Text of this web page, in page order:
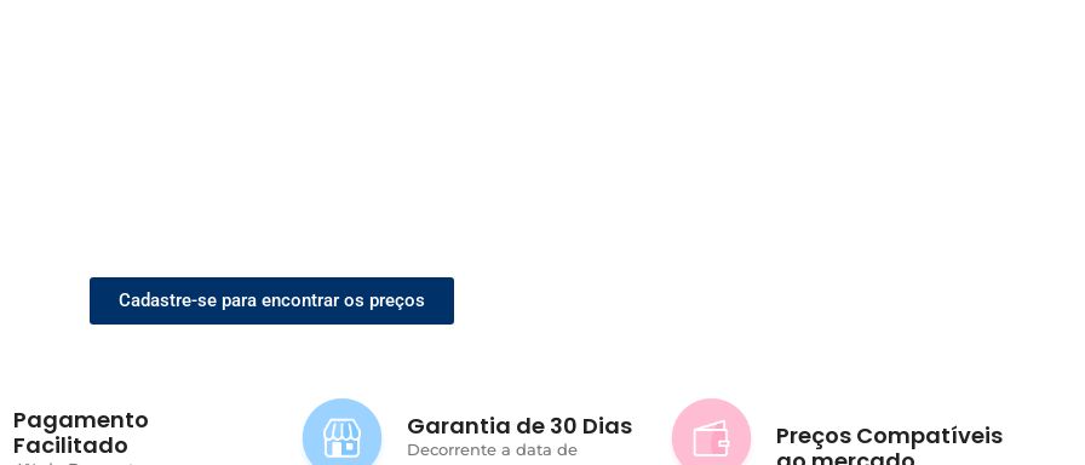
Cadastre-se para encontrar os preços
Pagamento
Facilitado
Garantia de 30 Dias
Decorrente a data de
Preços Compatíveis